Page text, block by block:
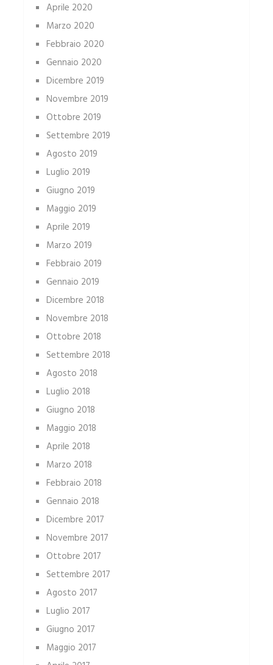
Aprile 2020
Marzo 2020
Febbraio 2020
Gennaio 2020
Dicembre 2019
Novembre 2019
Ottobre 2019
Settembre 2019
Agosto 2019
Luglio 2019
Giugno 2019
Maggio 2019
Aprile 2019
Marzo 2019
Febbraio 2019
Gennaio 2019
Dicembre 2018
Novembre 2018
Ottobre 2018
Settembre 2018
Agosto 2018
Luglio 2018
Giugno 2018
Maggio 2018
Aprile 2018
Marzo 2018
Febbraio 2018
Gennaio 2018
Dicembre 2017
Novembre 2017
Ottobre 2017
Settembre 2017
Agosto 2017
Luglio 2017
Giugno 2017
Maggio 2017